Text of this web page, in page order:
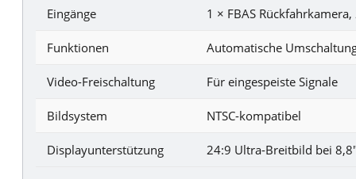
Eingänge 1 × FBAS
Funktionen Automatische
Video-Freischaltung Für eingespeiste Signale
Bildsystem NTSC-kompatibel
Displayunterstützung 24:9 Ultra-Breitbild bei